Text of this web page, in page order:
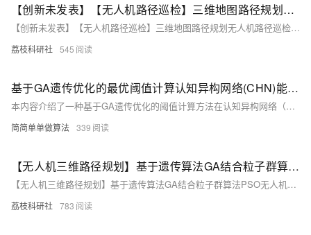
【创新未发表】【无人机路径巡检】三维地图路径规划无人机路径巡检GWO孙发、IGWO、GA、PSO、NRBO五种智能算法对比版灰狼算法遗传研究（Matlab代码实现）
【创新未发表】【无人机路径巡检】三维地图路径规划无人机路径巡检GWO孙发、IGWO、GA、PSO、NRBO五种智能算法对比版灰狼算法遗传研究（Matlab代码实现）
荔枝科研社 545
基于GA遗传优化的最优阈值计算认知异构网络(CHN)能量检测算法matlab仿真
本内容介绍了一种基于GA遗传优化的阈值计算方法在认知异构网络（CHN）中的应用。通过Matlab2022a实现算法，完整代码含中文注释与操作视频。能量检测算法用于感知主用户信号，其性能依赖检测阈值。传统固定阈值方法易受噪声影响，而GA算法通过模拟生物进化，在复杂环境中自动优化阈值，提高频谱感知准确性，增强CHN的通信效率与资源利用率。预览效果无水印，核心程序部分展示，适合研究频谱感知与优化算法的学者参考。
简简单单做算法 339
【无人机三维路径规划】基于遗传算法GA结合粒子群算法PSO无人机复杂环境避障三维路径规划（含GA和PSO对比）研究（Matlab代码代码实现）
【无人机三维路径规划】基于遗传算法GA结合粒子群算法PSO无人机复杂环境避障三维路径规划（含GA和PSO对比）研究（Matlab代码代码实现）
荔枝科研社 783